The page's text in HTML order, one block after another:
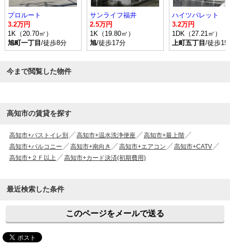
プロルート
3.2万円
1K（20.70㎡）
旭町一丁目 /徒歩8分
サンライフ福井
2.5万円
1K（19.80㎡）
旭/徒歩17分
ハイツパレット
3.2万円
1DK（27.21㎡）
上町五丁目 /徒歩15
今まで閲覧した物件
高知市の賃貸を探す
高知市+バストイレ別 高知市+温水洗浄便座
高知市+最上階
高知市+バルコニー
高知市+南向き 高知市+エアコン
高知市+CATV
高知市+２Ｆ以上
高知市+カード決済(初期費用)
最近検索した条件
このページをメールで送る